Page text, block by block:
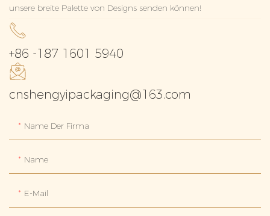
unsere breite Palette von Designs senden können!
+86 -187 1601 5940
cnshengyipackaging@163.com
Name Der Firma
Name
E-Mail